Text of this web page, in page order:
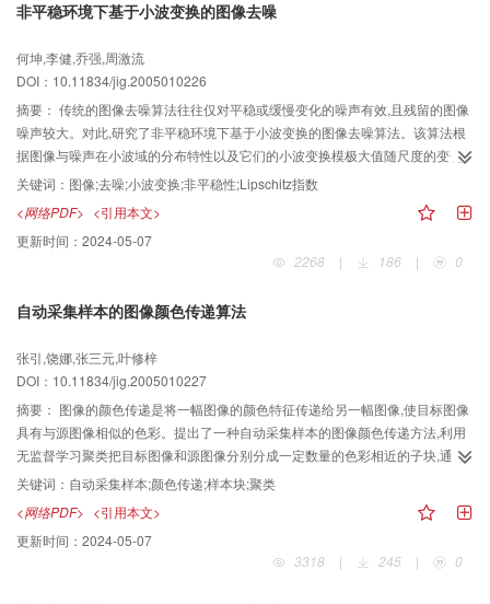
非平稳环境下基于小波变换的图像去噪
何坤,李健,乔强,周激流
DOI：10.11834/jig.2005010226
摘要： 传统的图像去噪算法往往仅对平稳或缓慢变化的噪声有效,且残留的图像
噪声较大。对此,研究了非平稳环境下基于小波变换的图像去噪算法。该算法根
据图像与噪声在小波域的分布特性以及它们的小波变换模极大值随尺度的变化
大小不同,运用迭代算法得到不同尺度小波域中噪声的具体位置以及小波系数大
小,完成了图像去噪。实验结果表明,对峰值信噪比较低的图像,该方法去噪后峰值
信噪比比传统方法的高,并且保留了较多的图像细节,同时对平稳和非平稳的噪声
都能进行较好地去噪。
关键词： 图像;去噪;小波变换;非平稳性;Lipschitz指数
<网络PDF> <引用本文>
更新时间： 2024-05-07
2268
| 186 | 0
自动采集样本的图像颜色传递算法
张引,饶娜,张三元,叶修梓
DOI：10.11834/jig.2005010227
摘要： 图像的颜色传递是将一幅图像的颜色特征传递给另一幅图像,使目标图像
具有与源图像相似的色彩。提出了一种自动采集样本的图像颜色传递方法,利用
无监督学习聚类把目标图像和源图像分别分成一定数量的色彩相近的子块,通过
计算各子块的纹理特征和亮度统计值,建立样本块之间的对应关系。从各子块中
取出数据点密度较大的像素组成样本块。进而利用最佳匹配算法,查找目标样本
块的像素在源图像对应样本块中的最佳匹配像素,将其颜色值传给目标像素。以
目标图像中已完成颜色传递的样本块作为参考样本,使用纹理对比方式完成样本
块以外其它像素的颜色传递。该自动采集样本算法既可用于彩色图像间颜色传
关键词： 自动采集样本;颜色传递;样本块;聚类
<网络PDF> <引用本文>
更新时间： 2024-05-07
3318
| 245 | 0